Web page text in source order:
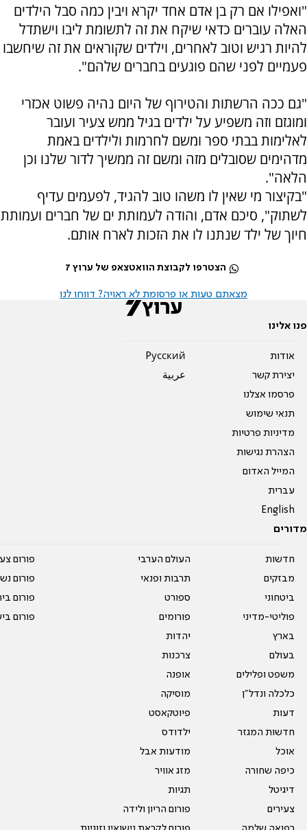
"ואפילו אם רק בן אדם אחד יקרא ויבין כמה סבל הילדים
האלה עוברים כדאי שיקח את זה לתשומת ליבו וישתדל
להיות רגיש וטוב לאחרים, וילדים שקוראים את זה שיחשבו
פעמיים לפני שהם פוגעים בחברים שלהם".
"גם ככה הרשתות והטירוף של היום נהיה פשוט אכזרי
ומוגזם וזה משפיע על ילדים בגיל ממש צעיר ועובר
לאלימות בבתי ספר ומשם לחרמות ולילדים באמת
מדהימים שסובלים מזה ומשם זה ממשיך לדור שלנו וכן
הלאה".
"בקיצור מי שאין לו משהו טוב להגיד, לפעמים עדיף
לשתוק", סיכם אדם, והודה לעמותת ים של חברים ועמותת
חיוך של ילד שנתנו לו את הזכות לארח אותם.
הצטרפו לקבוצת הוואטצאפ של ערוץ 7
מצאתם טעות או פרסומת לא ראויה? דווחו לנו
פנו אלינו
אודות
יצירת קשר
פרסמו אצלנו
תנאי שימוש
מדיניות פרטיות
הצהרת נגישות
המייל האדום
עברית
English
Pусский
عربية
מדורים
חדשות
מבזקים
ביטחוני
פוליטי-מדיני
בארץ
בעולם
משפט ופלילים
כלכלה ונדל"ן
דעות
חדשות המגזר
אוכל
כיפה שחורה
דיגיטל
צעירים
העולם הערבי
תרבות ופנאי
ספורט
פורומים
יהדות
צרכנות
אופנה
מוסיקה
פיוטקאסט
ילדודס
מודעות אבל
מזג אוויר
תגיות
פורום הריון ולידה
פורום
פורום
פורום
פורום